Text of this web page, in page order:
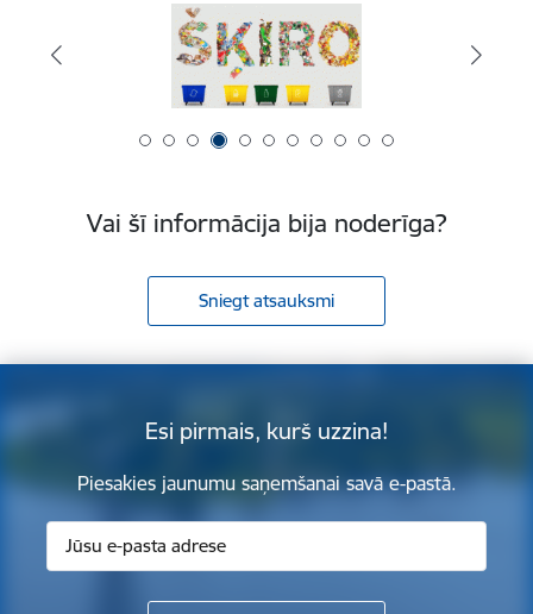
Vai šī informācija bija noderīga?
Sniegt atsauksmi
Esi pirmais, kurš uzzina!
Piesakies jaunumu saņemšanai savā e-pastā.